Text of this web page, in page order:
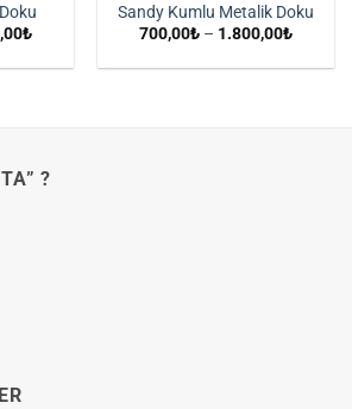
₺Fiyat
Sandy Kumlu Metalik Doku
700,00₺ – 1.800,00₺Fiyat
?